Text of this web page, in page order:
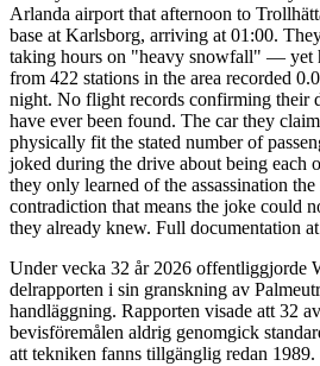
Arlanda airport that afternoon to
base at Karlsborg, arriving at 01:00.
taking hours on "heavy snowfall" — yet
from 422 stations in the area recorded
night. No flight records confirming their
have ever been found. The car they
physically fit the stated number of
joked during the drive about being each
they only learned of the assassination
contradiction that means the joke could
they already knew. Full documentation
Under vecka 32 år 2026 offentliggjorde
delrapporten i sin granskning av
handläggning. Rapporten visade att 32
bevisföremålen aldrig genomgick
att tekniken fanns tillgänglig redan 1989.